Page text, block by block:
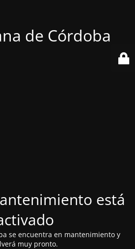
de Córdoba
está
se encuentra en mantenimiento y
muy pronto.